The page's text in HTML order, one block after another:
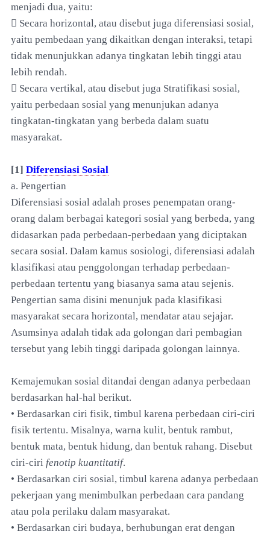
menjadi dua, yaitu:
 Secara horizontal, atau disebut juga diferensiasi sosial,
yaitu pembedaan yang dikaitkan dengan interaksi, tetapi
tidak menunjukkan adanya tingkatan lebih tinggi atau
lebih rendah.
 Secara vertikal, atau disebut juga Stratifikasi sosial,
yaitu perbedaan sosial yang menunjukan adanya
tingkatan-tingkatan yang berbeda dalam suatu
masyarakat.
[1] Diferensiasi Sosial
a. Pengertian
Diferensiasi sosial adalah proses penempatan orang-
orang dalam berbagai kategori sosial yang berbeda, yang
didasarkan pada perbedaan-perbedaan yang diciptakan
secara sosial. Dalam kamus sosiologi, diferensiasi adalah
klasifikasi atau penggolongan terhadap perbedaan-
perbedaan tertentu yang biasanya sama atau sejenis.
Pengertian sama disini menunjuk pada klasifikasi
masyarakat secara horizontal, mendatar atau sejajar.
Asumsinya adalah tidak ada golongan dari pembagian
tersebut yang lebih tinggi daripada golongan lainnya.
Kemajemukan sosial ditandai dengan adanya perbedaan
berdasarkan hal-hal berikut.
• Berdasarkan ciri fisik, timbul karena perbedaan ciri-ciri
fisik tertentu. Misalnya, warna kulit, bentuk rambut,
bentuk mata, bentuk hidung, dan bentuk rahang. Disebut
ciri-ciri fenotip kuantitatif.
• Berdasarkan ciri sosial, timbul karena adanya perbedaan
pekerjaan yang menimbulkan perbedaan cara pandang
atau pola perilaku dalam masyarakat.
• Berdasarkan ciri budaya, berhubungan erat dengan